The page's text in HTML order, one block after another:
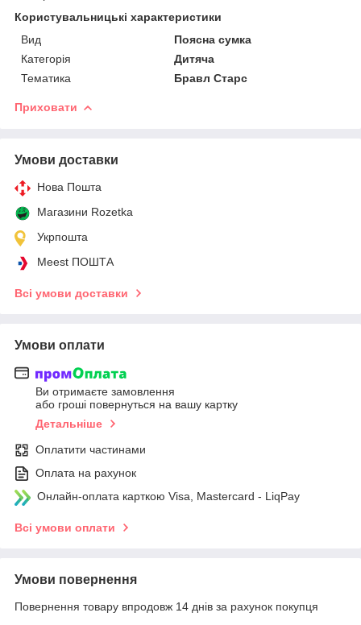
Користувальницькі характеристики
Вид
Поясна сумка
Категорія
Дитяча
Тематика
Бравл Старс
Приховати
Умови доставки
Нова Пошта
Магазини Rozetka
Укрпошта
Meest ПОШТА
Всі умови доставки
Умови оплати
Ви отримаєте замовлення
або гроші повернуться на вашу картку
Детальніше
Оплатити частинами
Оплата на рахунок
Онлайн-оплата карткою Visa, Mastercard - LiqPay
Всі умови оплати
Умови повернення
Повернення товару впродовж 14 днів за рахунок покупця